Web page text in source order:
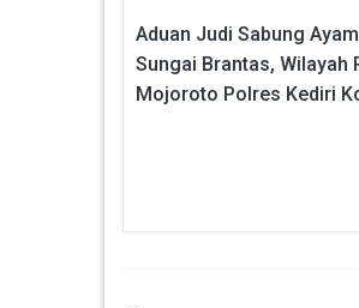
Aduan Judi Sabung
Sungai Brantas, Wilayah
Mojoroto Polres Kediri